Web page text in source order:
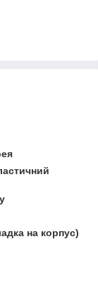
на корпус)